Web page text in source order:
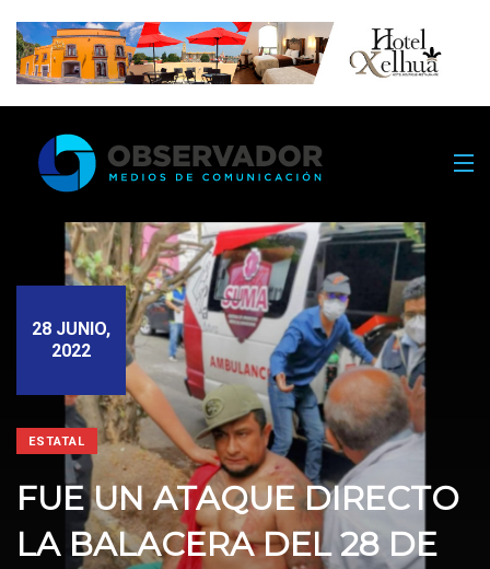
28 JUNIO,
2022
ESTATAL
FUE UN ATAQUE DIRECTO
LA BALACERA DEL 28 DE